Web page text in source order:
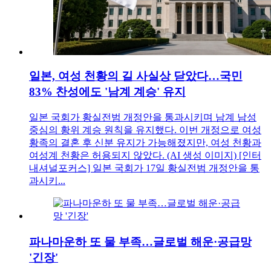
일본, 여성 천황의 길 사실상 닫았다…국민
83% 찬성에도 '남계 계승' 유지
일본 국회가 황실전범 개정안을 통과시키며 남계 남성
중심의 황위 계승 원칙을 유지했다. 이번 개정으로 여성
황족의 결혼 후 신분 유지가 가능해졌지만, 여성 천황과
여성계 천황은 허용되지 않았다. (AI 생성 이미지) [인터
내셔널포커스] 일본 국회가 17일 황실전범 개정안을 통
과시키...
파나마운하 또 물 부족…글로벌 해운·공급망
'긴장'